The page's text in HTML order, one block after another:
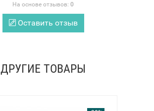
На основе отзывов: 0
Оставить отзыв
ДРУГИЕ ТОВАРЫ